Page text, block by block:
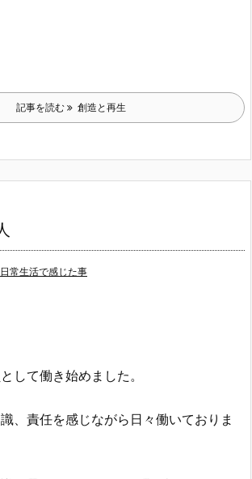
記事を読む 創造と再生
日常生活で感じた事
して働き始めました。
、責任を感じながら日々働いておりま